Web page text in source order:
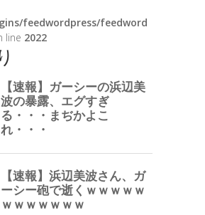
feedwordpress/feedword
line 2022